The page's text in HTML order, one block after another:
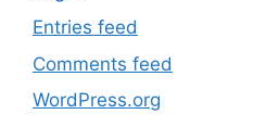
Entries feed
Comments feed
WordPress.org